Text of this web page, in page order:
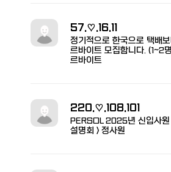
57.♡.16.11
정기적으로 한국으로 택배
르바이트 모집합니다. (1~2
르바이트
220.♡.108.101
PERSOL 2025년 신입사원
설명회 > 정사원